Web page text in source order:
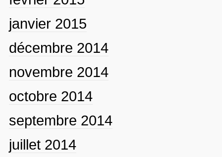
janvier 2015
décembre 2014
novembre 2014
octobre 2014
septembre 2014
juillet 2014